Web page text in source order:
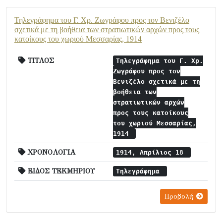
Τηλεγράφημα του Γ. Χρ. Ζωγράφου προς τον Βενιζέλο
σχετικά με τη βοήθεια των στρατιωτικών αρχών προς τους
κατοίκους του χωριού Μεσσαρίας, 1914
ΤΙΤΛΟΣ
Τηλεγράφημα του Γ. Χρ.
Ζωγράφου προς τον
Βενιζέλο σχετικά με τη
βοήθεια των
στρατιωτικών αρχών
προς τους κατοίκους
του χωριού Μεσσαρίας,
1914
ΧΡΟΝΟΛΟΓΙΑ 1914, Απρίλιος 18
ΕΙΔΟΣ ΤΕΚΜΗΡΙΟΥ Τηλεγράφημα
Προβολή